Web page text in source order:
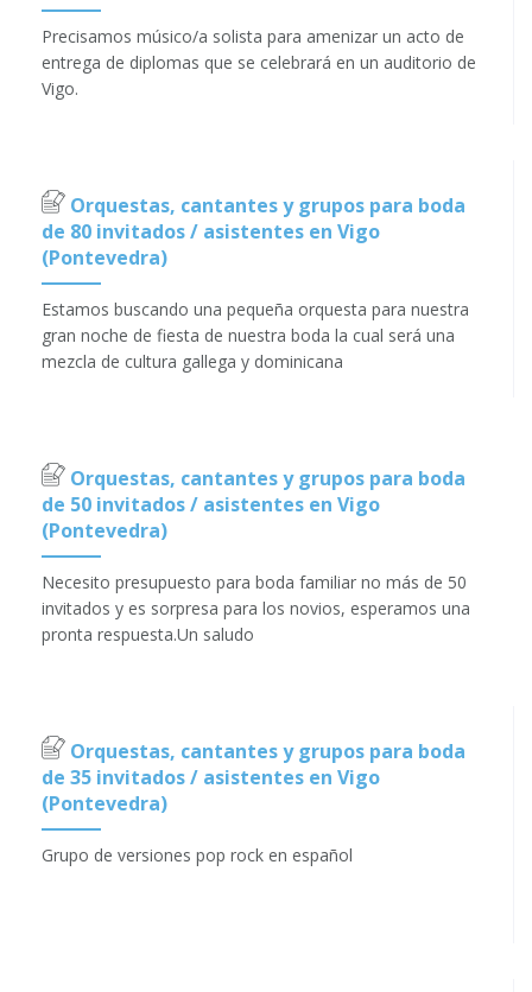
Precisamos músico/a solista para amenizar un acto de
entrega de diplomas que se celebrará en un auditorio de
Vigo.
Orquestas, cantantes y grupos para boda
de 80 invitados / asistentes en Vigo
(Pontevedra)
Estamos buscando una pequeña orquesta para nuestra
gran noche de fiesta de nuestra boda la cual será una
mezcla de cultura gallega y dominicana
Orquestas, cantantes y grupos para boda
de 50 invitados / asistentes en Vigo
(Pontevedra)
Necesito presupuesto para boda familiar no más de 50
invitados y es sorpresa para los novios, esperamos una
pronta respuesta.Un saludo
Orquestas, cantantes y grupos para boda
de 35 invitados / asistentes en Vigo
(Pontevedra)
Grupo de versiones pop rock en español